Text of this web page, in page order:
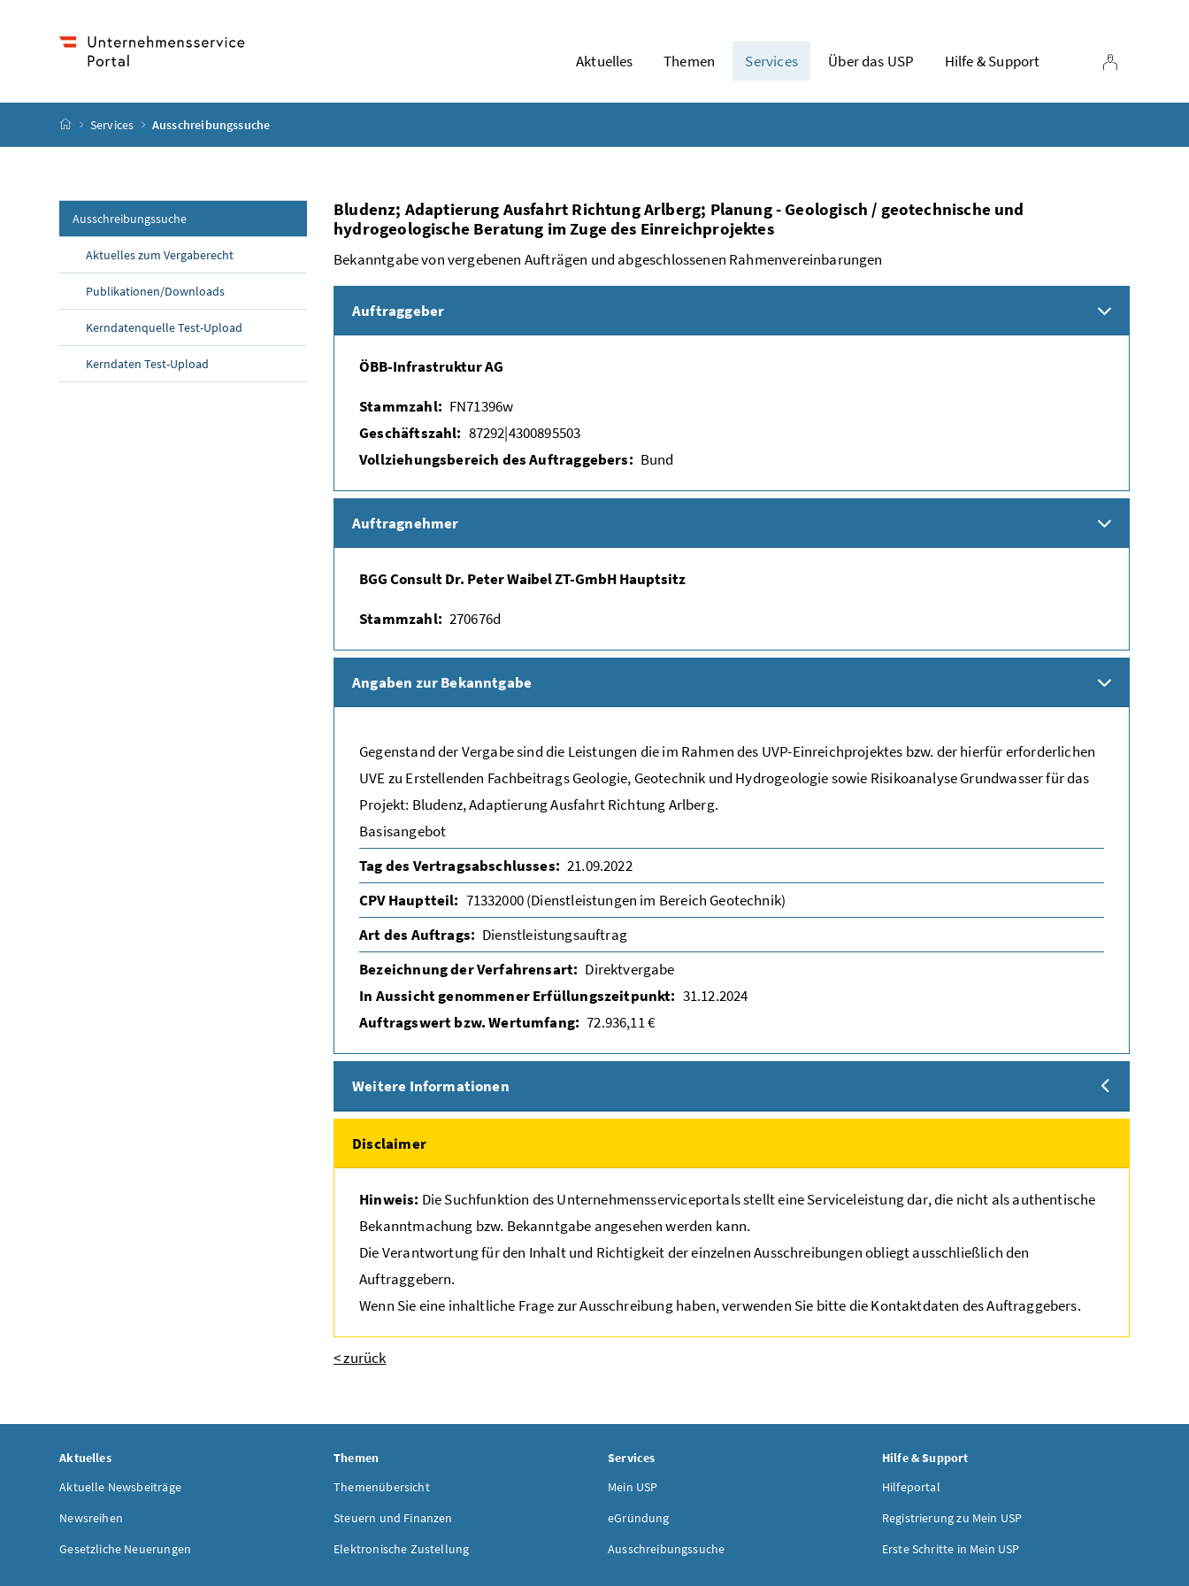
Aktuelles Themen Services Über das USP Hilfe & Support
Startseite
Services Ausschreibungssuche
Ausschreibungssuche
Aktuelles zum Vergaberecht
Publikationen/Downloads
Kerndatenquelle Test-Upload
Kerndaten Test-Upload
Bludenz; Adaptierung Ausfahrt Richtung Arlberg; Planung - Geologisch / geotechnische und
hydrogeologische Beratung im Zuge des Einreichprojektes
Bekanntgabe von vergebenen Aufträgen und abgeschlossenen Rahmenvereinbarungen
Auftraggeber
ÖBB-Infrastruktur AG
Stammzahl: FN71396w
Geschäftszahl: 87292|4300895503
Vollziehungsbereich des Auftraggebers: Bund
Auftragnehmer
BGG Consult Dr. Peter Waibel ZT-GmbH Hauptsitz
Stammzahl: 270676d
Angaben zur Bekanntgabe
Gegenstand der Vergabe sind die Leistungen die im Rahmen des UVP-Einreichprojektes bzw. der hierfür erforderlichen
UVE zu Erstellenden Fachbeitrags Geologie, Geotechnik und Hydrogeologie sowie Risikoanalyse Grundwasser für das
Projekt: Bludenz, Adaptierung Ausfahrt Richtung Arlberg.
Basisangebot
Tag des Vertragsabschlusses: 21.09.2022
CPV Hauptteil: 71332000 (Dienstleistungen im Bereich Geotechnik)
Art des Auftrags: Dienstleistungsauftrag
Bezeichnung der Verfahrensart: Direktvergabe
In Aussicht genommener Erfüllungszeitpunkt: 31.12.2024
Auftragswert bzw. Wertumfang: 72.936,11 €
Weitere Informationen
Disclaimer
Hinweis: Die Suchfunktion des Unternehmensserviceportals stellt eine Serviceleistung dar, die nicht als authentische
Bekanntmachung bzw. Bekanntgabe angesehen werden kann.
Die Verantwortung für den Inhalt und Richtigkeit der einzelnen Ausschreibungen obliegt ausschließlich den
Auftraggebern.
Wenn Sie eine inhaltliche Frage zur Ausschreibung haben, verwenden Sie bitte die Kontaktdaten des Auftraggebers.
< zurück
Aktuelles
Aktuelle Newsbeiträge
Newsreihen
Gesetzliche Neuerungen
Themen
Themenübersicht
Steuern und Finanzen
Elektronische Zustellung
Services
Mein USP
eGründung
Ausschreibungssuche
Hilfe & Support
Hilfeportal
Registrierung zu Mein USP
Erste Schritte in Mein USP